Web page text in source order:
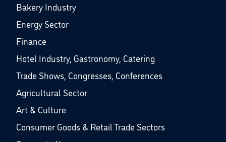
Bakery Industry
Energy Sector
Finance
Hotel Industry, Gastronomy, Catering
Trade Shows, Congresses, Conferences
Agricultural Sector
Art & Culture
Consumer Goods & Retail Trade Sectors